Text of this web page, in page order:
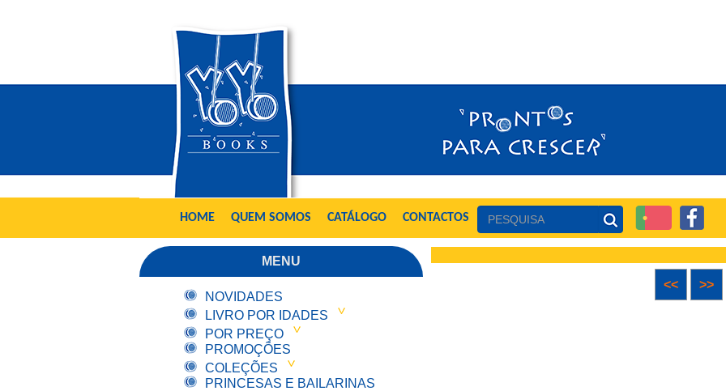
HOME QUEM SOMOS CATÁLOGO CONTACTOS
MENU
NOVIDADES
LIVRO POR IDADES
POR PREÇO
PROMOÇÕES
COLEÇÕES
PRINCESAS E BAILARINAS
<< >>